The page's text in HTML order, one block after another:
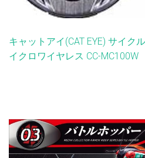
キャットアイ(CAT EYE) サイク
イクロワイヤレス CC-MC100W